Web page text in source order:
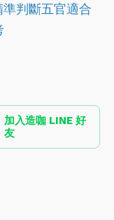
判斷五官適合
加入造咖 LINE 好
友